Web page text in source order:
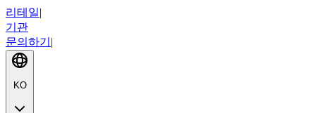
리테일|
기관
문의하기 |
KO